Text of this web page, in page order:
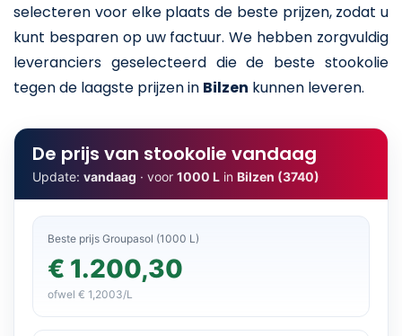
selecteren voor elke plaats de beste prijzen, zodat u
kunt besparen op uw factuur. We hebben zorgvuldig
leveranciers geselecteerd die de beste stookolie
tegen de laagste prijzen in Bilzen kunnen leveren.
De prijs van stookolie vandaag
Update: vandaag · voor 1000 L in Bilzen (3740)
Beste prijs Groupasol (1000 L)
€ 1.200,30
ofwel € 1,2003/L